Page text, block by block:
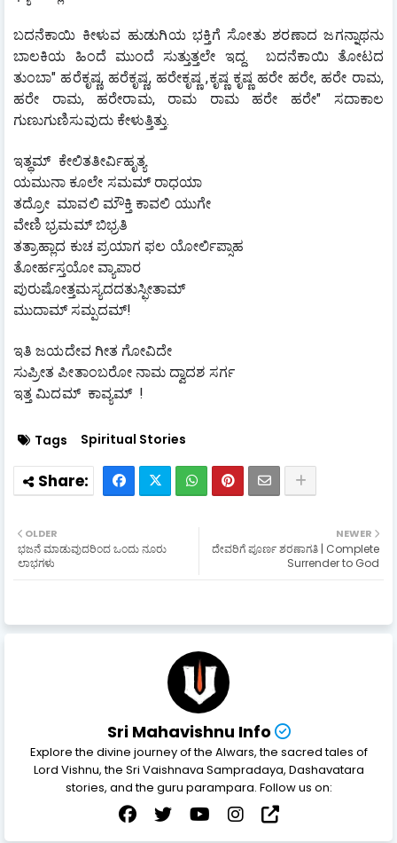
ಬದನೆಕಾಯಿ ಕೀಳುವ ಹುಡುಗಿಯ ಭಕ್ತಿಗೆ ಸೋತು ಶರಣಾದ ಜಗನ್ನಾಥನು
ಬಾಲಕಿಯ ಹಿಂದೆ ಮುಂದೆ ಸುತ್ತುತ್ತಲೇ ಇದ್ದ.  ಬದನೆಕಾಯಿ ತೋಟದ
ತುಂಬಾ" ಹರೆಕೃಷ್ಣ, ಹರೆಕೃಷ್ಣ, ಹರೇಕೃಷ್ಣ ,ಕೃಷ್ಣ ಕೃಷ್ಣ ಹರೇ ಹರೇ, ಹರೇ ರಾಮ,
ಹರೇ ರಾಮ, ಹರೇರಾಮ, ರಾಮ ರಾಮ ಹರೇ ಹರೇ" ಸದಾಕಾಲ
ಗುಣುಗುಣಿಸುವುದು ಕೇಳುತ್ತಿತ್ತು.
ಇತ್ಥಮ್  ಕೇಲಿತತೀರ್ವಿಹೃತ್ಯ
ಯಮುನಾ ಕೂಲೇ ಸಮಮ್ ರಾಧಯಾ
ತದ್ರೋ  ಮಾವಲಿ ಮೌಕ್ತಿ ಕಾವಲಿ ಯುಗೇ
ವೇಣಿ ಭ್ರಮಮ್ ಬಿಭ್ರತಿ
ತತ್ರಾಹ್ಲಾದ ಕುಚ ಪ್ರಯಾಗ ಫಲ ಯೋರ್ಲಿಪ್ಸಾಹ
ತೋರ್ಹಸ್ತಯೋ ವ್ಯಾಪಾರ
ಪುರುಷೋತ್ತಮಸ್ಯದದತುಸ್ಫೀತಾಮ್
ಮುದಾಮ್ ಸಮ್ಪದಮ್!
ಇತಿ ಜಯದೇವ ಗೀತ ಗೋವಿದೇ
ಸುಪ್ರೀತ ಪೀತಾಂಬರೋ ನಾಮ ದ್ವಾದಶ ಸರ್ಗ
ಇತ್ತ ಮಿದಮ್  ಕಾವ್ಯಮ್  !
Tags Spiritual Stories
NEWER
ದೇವರಿಗೆ ಪೂರ್ಣ ಶರಣಾಗತಿ | Complete
Surrender to God
OLDER
ಭಜನೆ ಮಾಡುವುದರಿಂದ ಒಂದು ನೂರು
ಲಾಭಗಳು
Sri Mahavishnu Info
Explore the divine journey of the Alwars, the sacred tales of
Lord Vishnu, the Sri Vaishnava Sampradaya, Dashavatara
stories, and the guru parampara. Follow us on: